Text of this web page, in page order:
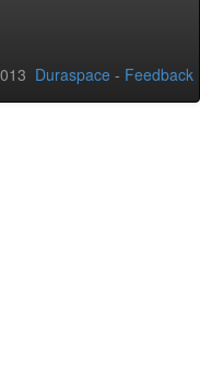
Duraspace - Feedback